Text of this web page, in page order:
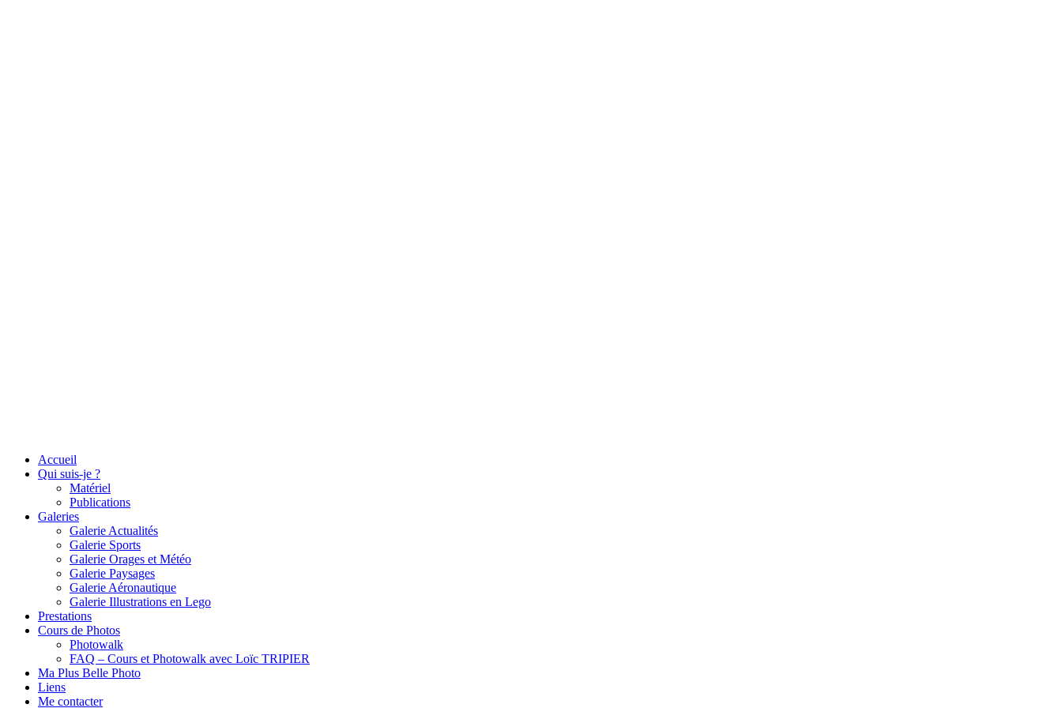
Accueil
Qui suis-je ?
Matériel
Publications
Galeries
Galerie Actualités
Galerie Sports
Galerie Orages et Météo
Galerie Paysages
Galerie Aéronautique
Galerie Illustrations en Lego
Prestations
Cours de Photos
Photowalk
FAQ – Cours et Photowalk avec Loïc TRIPIER
Ma Plus Belle Photo
Liens
Me contacter